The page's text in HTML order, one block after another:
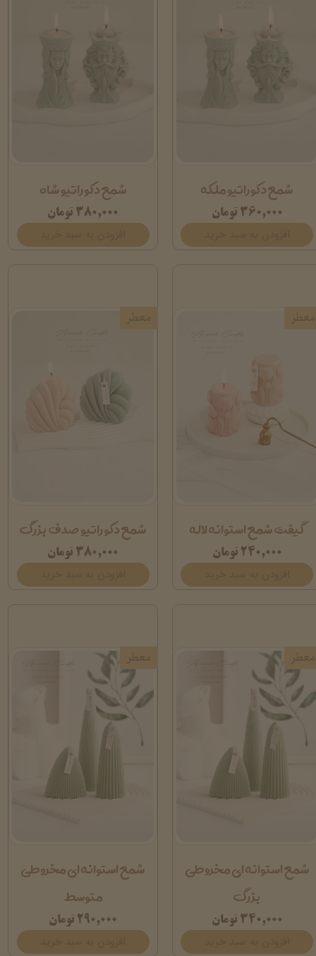
شمع دکوراتیو ملکه
۳۶۰,۰۰۰ تومان
شمع دکوراتیو شاه
۳۸۰,۰۰۰ تومان
گیفت شمع استوانه لاله
۲۴۰,۰۰۰ تومان
شمع دکوراتیو صدف بزرگ
۳۸۰,۰۰۰ تومان
شمع استوانه ای مخروطی
بزرگ
۳۴۰,۰۰۰ تومان
شمع استوانه ای مخروطی
متوسط
۲۹۰,۰۰۰ تومان